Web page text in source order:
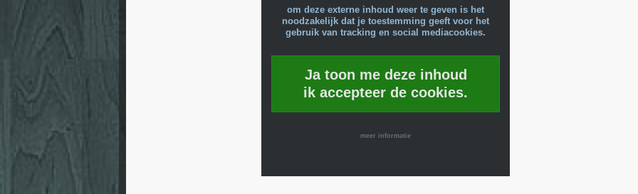
om deze externe inhoud weer te geven is het
noodzakelijk dat je toestemming geeft voor het
gebruik van tracking en social mediacookies.
Ja toon me deze inhoud
ik accepteer de cookies.
meer informatie